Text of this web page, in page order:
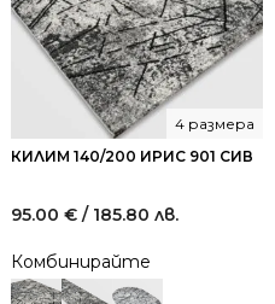
КИЛИМ 140/200 ИРИС 901 СИВ
4 размера
95.00 € / 185.80 лв.
Комбинирайте